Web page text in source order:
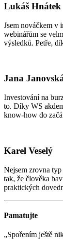
Lukáš Hnátek
Jsem nováčkem v
webinářům se
výsledků. Petře,
Jana
Investování na
to. Díky WS
know-how do
Karel Veselý
Nejsem zrovna
tak, že člověka
praktických
Pamatujte
„Spořením ještě